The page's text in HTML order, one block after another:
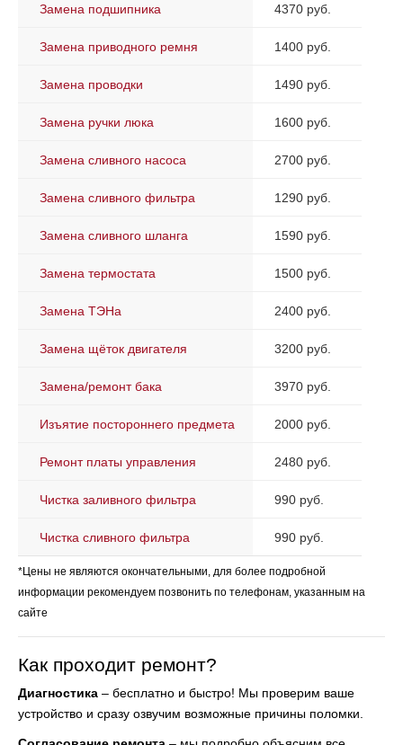
Замена подшипника 4370 руб.
Замена приводного ремня 1400 руб.
Замена проводки 1490 руб.
Замена ручки люка 1600 руб.
Замена сливного насоса 2700 руб.
Замена сливного фильтра 1290 руб.
Замена сливного шланга 1590 руб.
Замена термостата 1500 руб.
Замена ТЭНа 2400 руб.
Замена щёток двигателя 3200 руб.
Замена/ремонт бака 3970 руб.
Изъятие постороннего предмета 2000 руб.
Ремонт платы управления 2480 руб.
Чистка заливного фильтра 990 руб.
Чистка сливного фильтра 990 руб.
*Цены не являются окончательными, для более подробной
информации рекомендуем позвонить по телефонам, указанным на
сайте
Как проходит ремонт?
Диагностика – бесплатно и быстро! Мы проверим ваше
устройство и сразу озвучим возможные причины поломки.